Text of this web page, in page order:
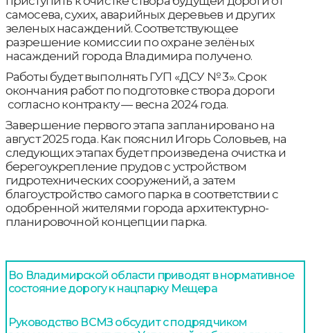
самосева, сухих, аварийных деревьев и других
зеленых насаждений. Соответствующее
разрешение комиссии по охране зелёных
насаждений города Владимира получено.
Работы будет выполнять ГУП «ДСУ № 3». Срок
окончания работ по подготовке створа дороги
согласно контракту — весна 2024 года.
Завершение первого этапа запланировано на
август 2025 года. Как пояснил Игорь Соловьев, на
следующих этапах будет произведена очистка и
берегоукрепление прудов с устройством
гидротехнических сооружений, а затем
благоустройство самого парка в соответствии с
одобренной жителями города архитектурно-
планировочной концепции парка.
Во Владимирской области приводят в нормативное
состояние дорогу к нацпарку Мещера
Руководство ВСМЗ обсудит с подрядчиком